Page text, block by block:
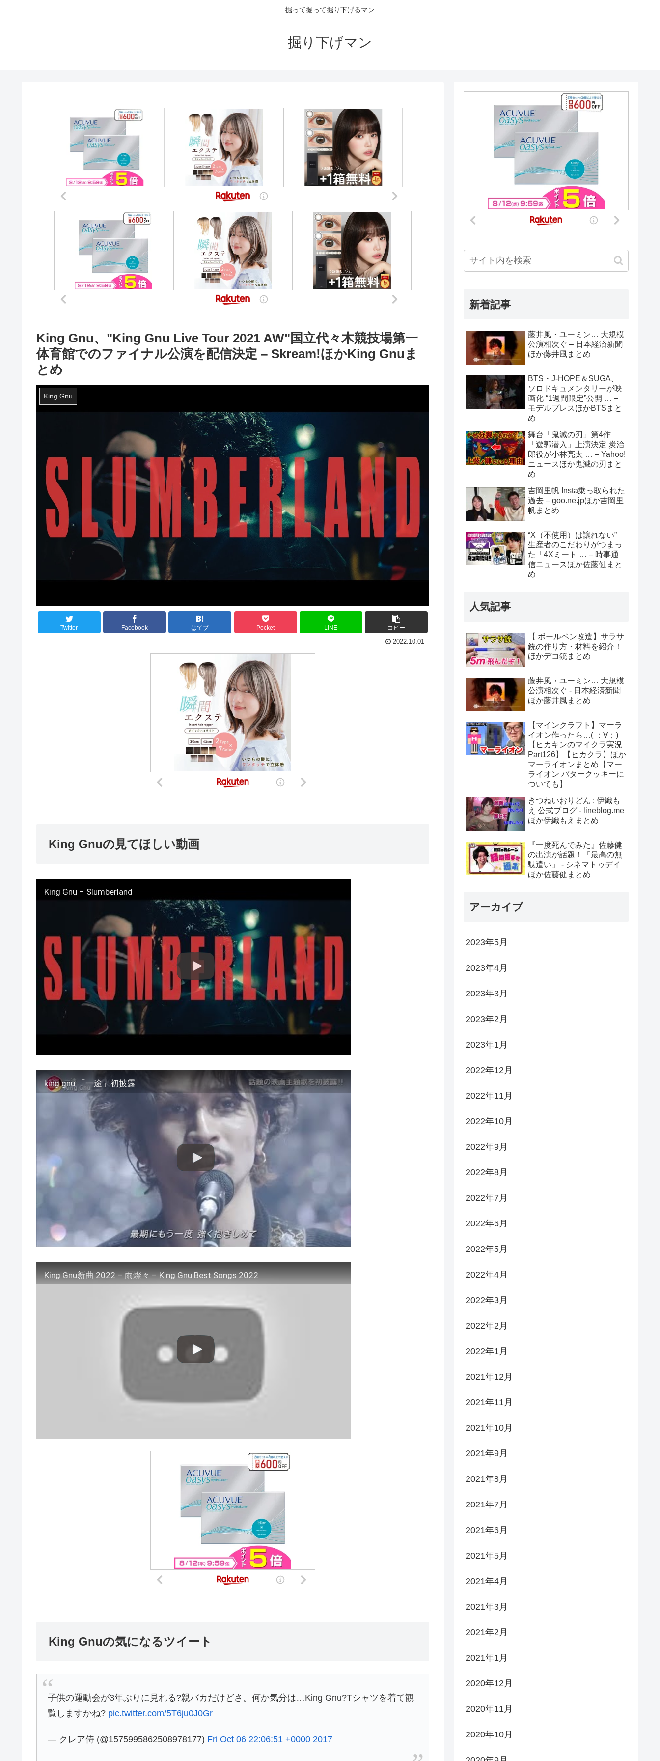
掘って掘って掘り下げるマン
掘り下げマン
King Gnu、"King Gnu Live Tour 2021 AW"国立代々木競技場第一
体育館でのファイナル公演を配信決定 – Skream!ほかKing Gnuま
とめ
King Gnu
Twitter Facebook はてブ Pocket LINE コピー
2022.10.01
King Gnuの見てほしい動画
King Gnu – Slumberland
king gnu 「一途」初披露
King Gnu新曲 2022 – 雨燦々 – King Gnu Best Songs 2022
King Gnuの気になるツイート
子供の運動会が3年ぶりに見れる?親バカだけどさ。何か気分は…King Gnu?Tシャツを着て観
覧しますかね? pic.twitter.com/5T6ju0J0Gr
— クレア侍 (@1575995862508978177) Fri Oct 06 22:06:51 +0000 2017
新着記事
藤井風・ユーミン… 大規模
公演相次ぐ – 日本経済新聞
ほか藤井風まとめ
BTS・J-HOPE＆SUGA、
ソロドキュメンタリーが映
画化 “1週間限定”公開 … –
モデルプレスほかBTSまと
め
舞台「鬼滅の刃」第4作
「遊郭潜入」上演決定 炭治
郎役が小林亮太 … – Yahoo!
ニュースほか鬼滅の刃まと
め
吉岡里帆 Insta乗っ取られた
過去 – goo.ne.jpほか吉岡里
帆まとめ
“X（不使用）は譲れない”
生産者のこだわりがつまっ
た「4Xミート … – 時事通
信ニュースほか佐藤健まと
め
人気記事
【 ボールペン改造】サラサ
銃の作り方・材料を紹介！
ほかデコ銃まとめ
藤井風・ユーミン… 大規模
公演相次ぐ - 日本経済新聞
ほか藤井風まとめ
【マインクラフト】マーラ
イオン作ったら…( ；∀；)
【ヒカキンのマイクラ実況
Part126】【ヒカクラ】ほか
マーライオンまとめ【マー
ライオン バタークッキーに
ついても】
きつねいおりどん : 伊織も
え 公式ブログ - lineblog.me
ほか伊織もえまとめ
『一度死んでみた』佐藤健
の出演が話題！「最高の無
駄遣い」 - シネマトゥデイ
ほか佐藤健まとめ
アーカイブ
2023年5月
2023年4月
2023年3月
2023年2月
2023年1月
2022年12月
2022年11月
2022年10月
2022年9月
2022年8月
2022年7月
2022年6月
2022年5月
2022年4月
2022年3月
2022年2月
2022年1月
2021年12月
2021年11月
2021年10月
2021年9月
2021年8月
2021年7月
2021年6月
2021年5月
2021年4月
2021年3月
2021年2月
2021年1月
2020年12月
2020年11月
2020年10月